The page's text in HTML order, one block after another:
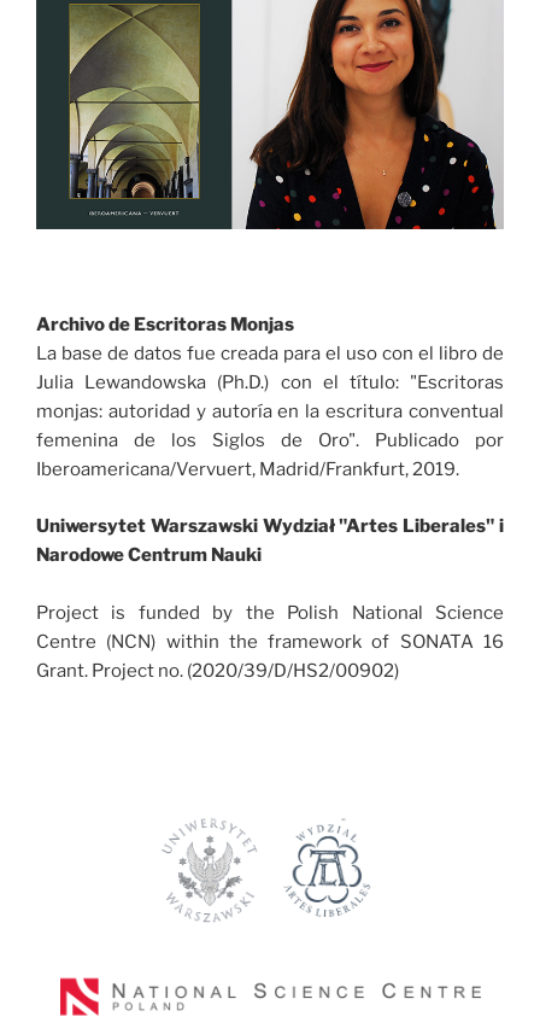
Archivo de Escritoras Monjas
La base de datos fue creada para el uso con el libro de
Julia Lewandowska (Ph.D.) con el título: "Escritoras
monjas: autoridad y autoría en la escritura conventual
femenina de los Siglos de Oro". Publicado por
Iberoamericana/Vervuert, Madrid/Frankfurt, 2019.
Uniwersytet Warszawski Wydział "Artes Liberales" i
Narodowe Centrum Nauki
Project is funded by the Polish National Science
Centre (NCN) within the framework of SONATA 16
Grant. Project no. (2020/39/D/HS2/00902)